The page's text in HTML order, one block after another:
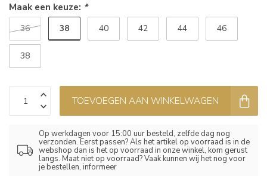
Maak een keuze: *
36 38 40 42 44 46
38
TOEVOEGEN AAN WINKELWAGEN
Op werkdagen voor 15:00 uur besteld, zelfde dag nog
verzonden. Eerst passen? Als het artikel op voorraad is in de
webshop dan is het op voorraad in onze winkel, kom gerust
langs. Maat niet op voorraad? Vaak kunnen wij het nog voor
je bestellen, informeer